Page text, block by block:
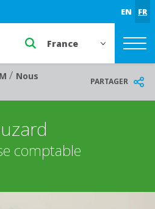
EN FR
Select a region or
/ Nous
PARTAGER
comptable